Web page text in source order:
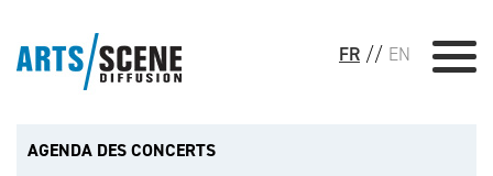
FR // EN
AGENDA DES CONCERTS